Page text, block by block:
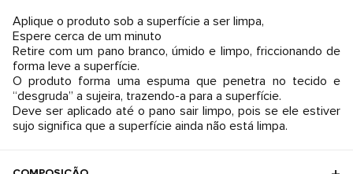
Aplique o produto sob a superfície a ser limpa,
Espere cerca de um minuto
Retire com um pano branco, úmido e limpo, friccionando de
forma leve a superfície.
O produto forma uma espuma que penetra no tecido e
“desgruda” a sujeira, trazendo-a para a superfície.
Deve ser aplicado até o pano sair limpo, pois se ele estiver
sujo significa que a superfície ainda não está limpa.